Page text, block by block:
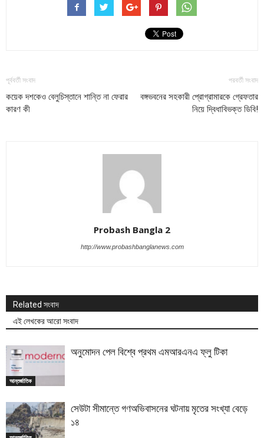
পূর্ববর্তী সংবাদ
কয়েক দশকেও বেলুচিস্তানে শান্তি না ফেরার
কারণ কী
পরবর্তী সংবাদ
বঙ্গভবনের সহকারী প্রোগ্রামারকে গ্রেফতার
নিয়ে দ্বিধাবিভক্ত ডিবি!
Probash Bangla 2
http://www.probashbanglanews.com
Related সংবাদ
এই লেখকের আরো সংবাদ
আন্তর্জাতিক
অনুমোদন পেল বিশ্বে প্রথম এমআরএনএ ফ্লু টিকা
সেউটা সীমান্তে গণঅভিবাসনের ঘটনায় মৃতের সংখ্যা বেড়ে
১৪